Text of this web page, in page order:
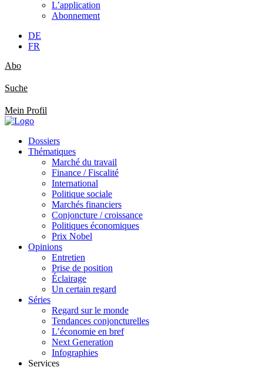
L’application
Abonnement
DE
FR
Abo
Suche
Mein Profil
Dossiers
Thématiques
Marché du travail
Finance / Fiscalité
International
Politique sociale
Marchés financiers
Conjoncture / croissance
Politiques économiques
Prix Nobel
Opinions
Entretien
Prise de position
Éclairage
Un certain regard
Séries
Regard sur le monde
Tendances conjoncturelles
L’économie en bref
Next Generation
Infographies
Services